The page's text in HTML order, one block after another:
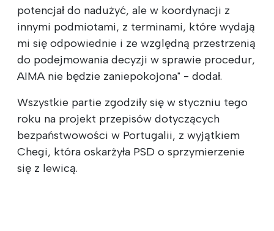
potencjał do nadużyć, ale w koordynacji z
innymi podmiotami, z terminami, które wydają
mi się odpowiednie i ze względną przestrzenią
do podejmowania decyzji w sprawie procedur,
AIMA nie będzie zaniepokojona" - dodał.
Wszystkie partie zgodziły się w styczniu tego
roku na projekt przepisów dotyczących
bezpaństwowości w Portugalii, z wyjątkiem
Chegi, która oskarżyła PSD o sprzymierzenie
się z lewicą.